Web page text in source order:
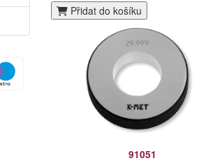
Přidat do košíku
91051